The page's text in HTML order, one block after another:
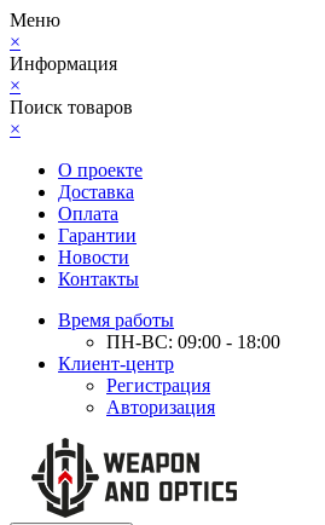
Меню
×
Информация
×
Поиск товаров
×
О проекте
Доставка
Оплата
Гарантии
Новости
Контакты
Время работы
ПН-ВС: 09:00 - 18:00
Клиент-центр
Регистрация
Авторизация